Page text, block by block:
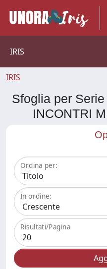
IRIS
IRIS
Sfoglia per
INCONTRI
Ordina per:
In ordine:
Risultati/Pagina